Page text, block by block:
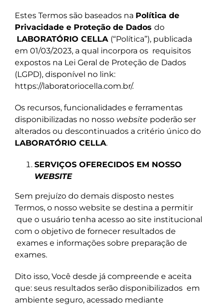
Estes Termos são baseados na Política de
Privacidade e Proteção de Dados do
LABORATÓRIO CELLA (“Política”), publicada
em 01/03/2023, a qual incorpora os requisitos
expostos na Lei Geral de Proteção de Dados
(LGPD), disponível no link:
https://laboratoriocella.com.br/.
Os recursos, funcionalidades e ferramentas
disponibilizadas no nosso website poderão ser
alterados ou descontinuados a critério único do
LABORATÓRIO CELLA.
SERVIÇOS OFERECIDOS EM NOSSO
WEBSITE
Sem prejuízo do demais disposto nestes
Termos, o nosso website se destina a permitir
que o usuário tenha acesso ao site institucional
com o objetivo de fornecer resultados de
exames e informações sobre preparação de
exames.
Dito isso, Você desde já compreende e aceita
que: seus resultados serão disponibilizados em
ambiente seguro, acessado mediante